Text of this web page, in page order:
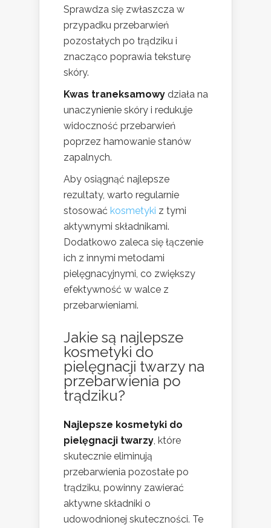
Sprawdza się zwłaszcza w
przypadku przebarwień
pozostałych po trądziku i
znacząco poprawia teksturę
skóry.
Kwas traneksamowy działa na
unaczynienie skóry i redukuje
widoczność przebarwień
poprzez hamowanie stanów
zapalnych.
Aby osiągnąć najlepsze
rezultaty, warto regularnie
stosować kosmetyki z tymi
aktywnymi składnikami.
Dodatkowo zaleca się łączenie
ich z innymi metodami
pielęgnacyjnymi, co zwiększy
efektywność w walce z
przebarwieniami.
Jakie są najlepsze
kosmetyki do
pielęgnacji twarzy na
przebarwienia po
trądziku?
Najlepsze kosmetyki do
pielęgnacji twarzy, które
skutecznie eliminują
przebarwienia pozostałe po
trądziku, powinny zawierać
aktywne składniki o
udowodnionej skuteczności. Te